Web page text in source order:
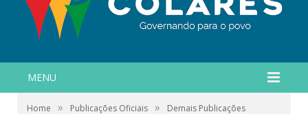
MENU
Home » Publicações Oficiais »
Demais Publicações